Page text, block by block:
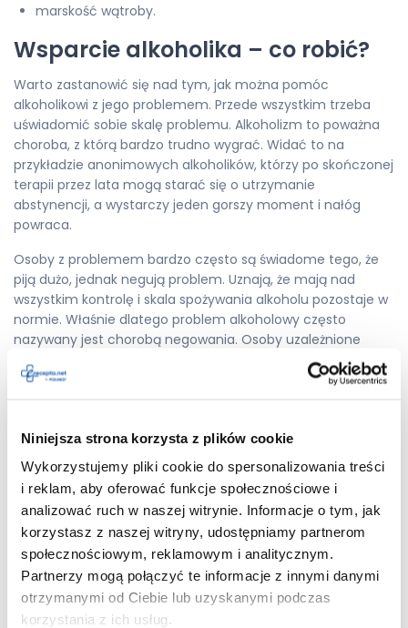
Niniejsza strona korzysta z plików cookie
Wykorzystujemy pliki cookie do spersonalizowania treści
i reklam, aby oferować funkcje społecznościowe i
analizować ruch w naszej witrynie. Informacje o tym, jak
korzystasz z naszej witryny, udostępniamy partnerom
społecznościowym, reklamowym i analitycznym.
Partnerzy mogą połączyć te informacje z innymi danymi
otrzymanymi od Ciebie lub uzyskanymi podczas
korzystania z ich usług.
marskość wątroby.
Wsparcie alkoholika – co robić?
Warto zastanowić się nad tym, jak można pomóc
alkoholikowi z jego problemem. Przede wszystkim trzeba
uświadomić sobie skalę problemu. Alkoholizm to poważna
choroba, z którą bardzo trudno wygrać. Widać to na
przykładzie anonimowych alkoholików, którzy po skończonej
terapii przez lata mogą starać się o utrzymanie
abstynencji, a wystarczy jeden gorszy moment i nałóg
powraca.
Osoby z problemem bardzo często są świadome tego, że
piją dużo, jednak negują problem. Uznają, że mają nad
wszystkim kontrolę i skala spożywania alkoholu pozostaje w
normie. Właśnie dlatego problem alkoholowy często
nazywany jest chorobą negowania. Osoby uzależnione
uważają, że w dowolnie wybranym momencie mogą
przestać pić, a w rzeczywistości jest wręcz przeciwnie. Im
mu zrozumienie, wsparcie i pomóc mu w podjęciu decyzji o
podjęciu leczenia. Polega to przede wszystkim na
uświadamianiu osoby chorej, że ma określony problem.
Zazwyczaj rzucenie alkoholu nie udaje się bez wsparcia
farmakologicznego i specjalistycznej terapii uzależnienia.